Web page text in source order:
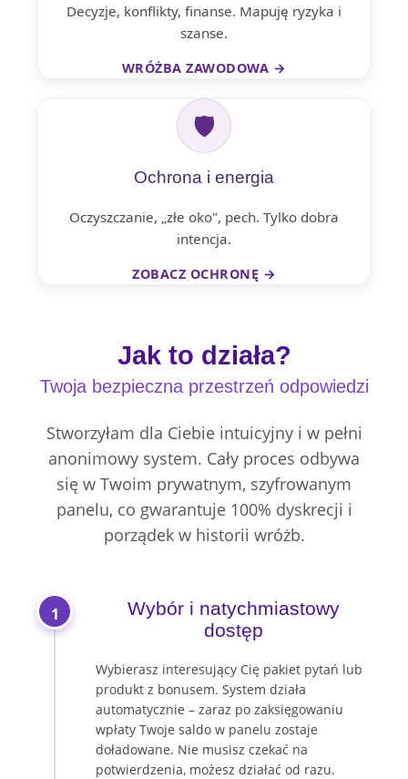
Decyzje, konflikty, finanse. Mapuję ryzyka i
szanse.
WRÓŻBA ZAWODOWA →
🛡
Ochrona i energia
Oczyszczanie, „złe oko", pech. Tylko dobra
intencja.
ZOBACZ OCHRONĘ →
Jak to działa?
Twoja bezpieczna przestrzeń odpowiedzi
Stworzyłam dla Ciebie intuicyjny i w pełni
anonimowy system. Cały proces odbywa
się w Twoim prywatnym, szyfrowanym
panelu, co gwarantuje 100% dyskrecji i
porządek w historii wróżb.
1
Wybór i natychmiastowy
dostęp
Wybierasz interesujący Cię pakiet pytań lub
produkt z bonusem. System działa
automatycznie – zaraz po zaksięgowaniu
wpłaty Twoje saldo w panelu zostaje
doładowane. Nie musisz czekać na
potwierdzenia, możesz działać od razu.